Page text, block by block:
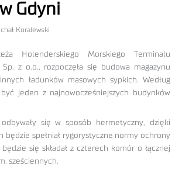
Gdyni
Koralewski
Holenderskiego Morskiego Terminalu
Sp. z o.o., rozpoczęła się budowa magazynu
ładunków masowych sypkich. Według
jeden z najnowocześniejszych budynków
odbywały się w sposób hermetyczny, dzięki
będzie spełniał rygorystyczne normy ochrony
się składał z czterech komór o łącznej
sześciennych.